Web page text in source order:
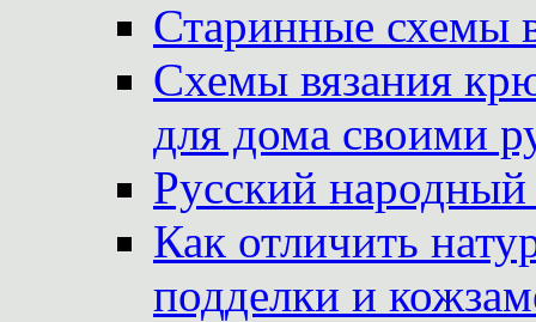
Старинные схемы
Схемы вязания
для дома своими
Русский
Как отличить
подделки и